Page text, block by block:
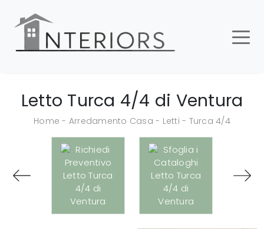
Letto Turca 4/4 di Ventura
Home - Arredamento Casa - Letti - Turca 4/4